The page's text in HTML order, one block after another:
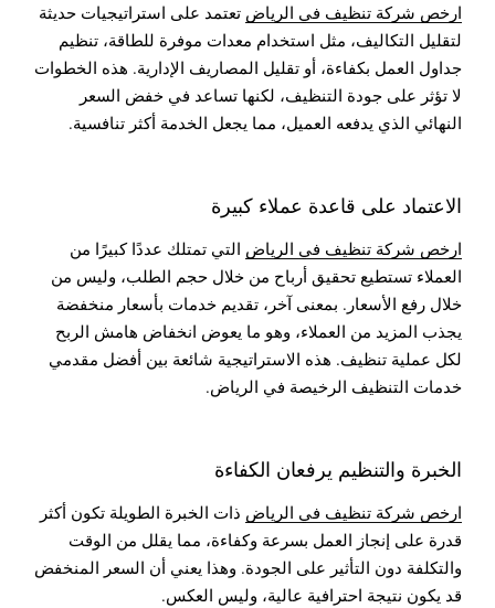
ارخص شركة تنظيف في الرياض تعتمد على استراتيجيات حديثة
لتقليل التكاليف، مثل استخدام معدات موفرة للطاقة، تنظيم
جداول العمل بكفاءة، أو تقليل المصاريف الإدارية. هذه الخطوات
لا تؤثر على جودة التنظيف، لكنها تساعد في خفض السعر
النهائي الذي يدفعه العميل، مما يجعل الخدمة أكثر تنافسية.
الاعتماد على قاعدة عملاء كبيرة
ارخص شركة تنظيف في الرياض التي تمتلك عددًا كبيرًا من
العملاء تستطيع تحقيق أرباح من خلال حجم الطلب، وليس من
خلال رفع الأسعار. بمعنى آخر، تقديم خدمات بأسعار منخفضة
يجذب المزيد من العملاء، وهو ما يعوض انخفاض هامش الربح
لكل عملية تنظيف. هذه الاستراتيجية شائعة بين أفضل مقدمي
خدمات التنظيف الرخيصة في الرياض.
الخبرة والتنظيم يرفعان الكفاءة
ارخص شركة تنظيف في الرياض ذات الخبرة الطويلة تكون أكثر
قدرة على إنجاز العمل بسرعة وكفاءة، مما يقلل من الوقت
والتكلفة دون التأثير على الجودة. وهذا يعني أن السعر المنخفض
قد يكون نتيجة احترافية عالية، وليس العكس.